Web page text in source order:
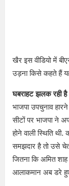
खैर इस वीडियो में
उड़ना किसे कहते हैं
घबराहट झलक रही है
भाजपा उपचुनाव
सीटों पर भाजपा ने
होने वाली स्थिति
समझदार है तो उसे चेत
जितना कि अमित
आलाकमान अब डरे